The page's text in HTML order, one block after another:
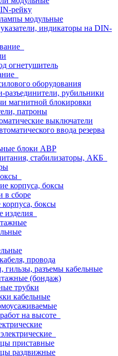
рейку
модульные
индикаторы на DIN-
огнетушитель
оборудования
разъединители, рубильники
магнитной блокировки
патроны
выключатели
ввода резерва
блоки АВР
стабилизаторы, АКБ
корпуса, боксы
сборе
боксы
изделия
провода
гильзы, разъемы кабельные
(бондаж)
трубки
кабельные
на высоте
приставные
раздвижные